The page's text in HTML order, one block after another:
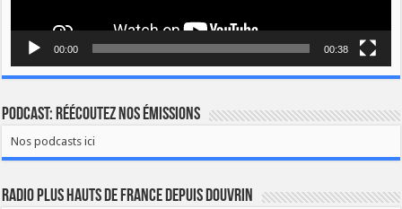
00:00 00:38
Podcast: Réécoutez nos émissions
Nos podcasts ici
Radio Plus Hauts de France depuis Douvrin